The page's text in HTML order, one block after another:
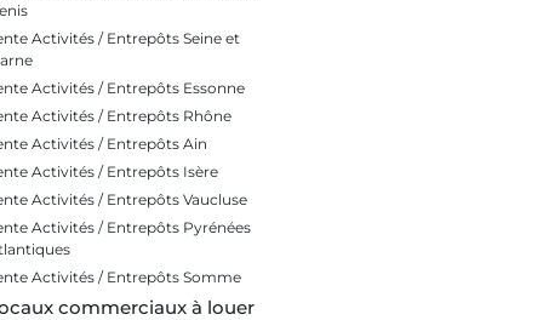
Activités / Entrepôts Seine et
Activités / Entrepôts Essonne
Activités / Entrepôts Rhône
Activités / Entrepôts Ain
Activités / Entrepôts Isère
Activités / Entrepôts Vaucluse
Activités / Entrepôts Pyrénées
Activités / Entrepôts Somme
commerciaux à louer